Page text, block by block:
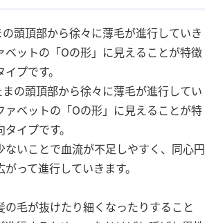
頭頂部から徐々に薄毛が進行していき
ベットの「Oの形」に見えることが特徴
プです。
の頭頂部から徐々に薄毛が進行してい
ァベットの「Oの形」に見えることが特
イプです。
ないことで血流が不足しやすく、同心円
って進行していきます。
の毛が抜けたり細くなったりすること